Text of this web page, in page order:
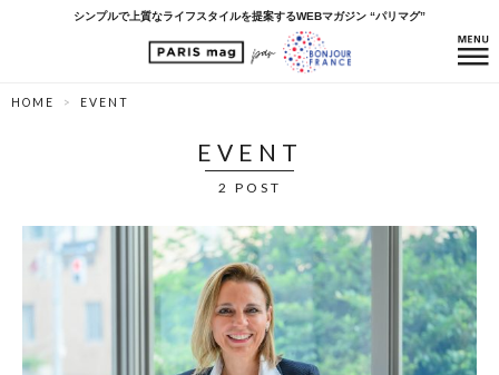
シンプルで上質なライフスタイルを提案するWEBマガジン “パリマグ”
HOME EVENT
EVENT
2 POST